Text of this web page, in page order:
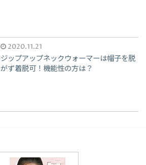
2020.11.21
ジップアップネックウォーマーは帽子を脱
がず着脱可！機能性の方は？